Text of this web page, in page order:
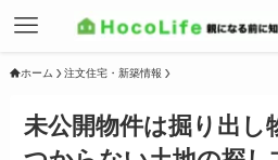
ホーム 注文住宅・新築情報
未公開物件は掘り出し